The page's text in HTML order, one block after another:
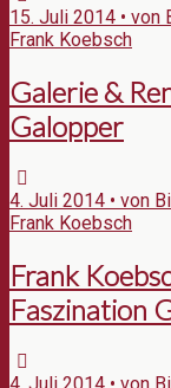
15. Juli 2014 • von
Frank Koebsch
Galerie &
Galopper
4. Juli 2014 • von
Frank Koebsch
Frank
Faszination